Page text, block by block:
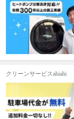
クリーンサービスahiahi